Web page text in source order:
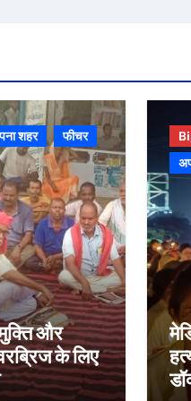
शहर फीचर
और
के लिए